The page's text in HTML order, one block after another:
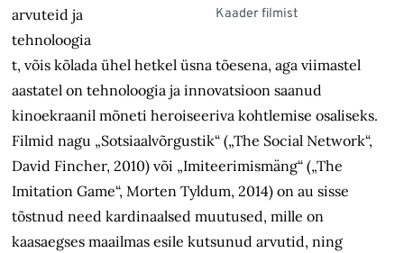
Kaader filmist
arvuteid ja
tehnoloogia
t, võis kõlada ühel hetkel üsna tõesena, aga viimastel
aastatel on tehnoloogia ja innovatsioon saanud
kinoekraanil mõneti heroiseeriva kohtlemise osaliseks.
Filmid nagu „Sotsiaalvõrgustik“ („The Social Network“,
David Fincher, 2010) või „Imiteerimismäng“ („The
Imitation Game“, Morten Tyldum, 2014) on au sisse
tõstnud need kardinaalsed muutused, mille on
kaasaegses maailmas esile kutsunud arvutid, ning